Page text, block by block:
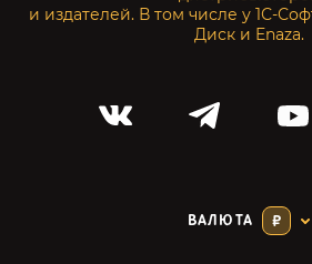
и издателей. В том числе у 1С-
Диск и Enaza.
ВАЛЮТА ₽